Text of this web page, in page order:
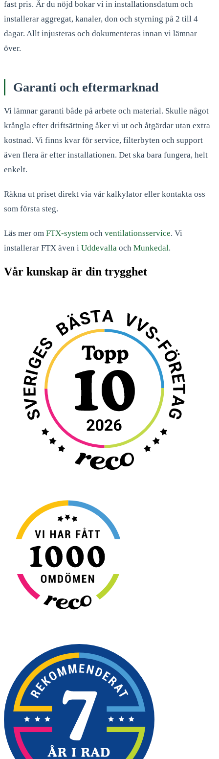
fast pris. Är du nöjd bokar vi in installationsdatum och
installerar aggregat, kanaler, don och styrning på 2 till 4
dagar. Allt injusteras och dokumenteras innan vi lämnar
över.
Garanti och eftermarknad
Vi lämnar garanti både på arbete och material. Skulle något
krångla efter driftsättning åker vi ut och åtgärdar utan extra
kostnad. Vi finns kvar för service, filterbyten och support
även flera år efter installationen. Det ska bara fungera, helt
enkelt.
Räkna ut priset direkt via vår kalkylator eller kontakta oss
som första steg.
Läs mer om FTX-system och ventilationsservice. Vi
installerar FTX även i Uddevalla och Munkedal.
Vår kunskap är din trygghet